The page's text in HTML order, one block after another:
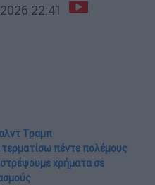
22:41
Τραμπ
πέντε πολέμους
χρήματα σε